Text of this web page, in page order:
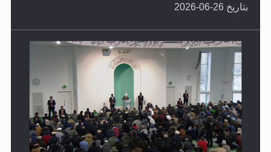
بتاريخ 26-06-2026